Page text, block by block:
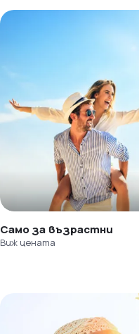
Само за възрастни
Виж цената